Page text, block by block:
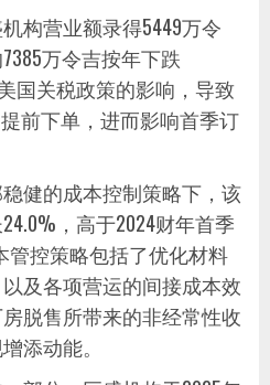
构营业额录得5449万令
万令吉按年下跌
国关税政策的影响，导致
前下单，进而影响首季订
健的成本控制策略下，该
，高于2024财年首季
管控策略包括了优化材料
及各项营运的间接成本效
脱售所带来的非经常性收
添动能。